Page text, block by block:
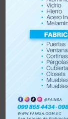
Lista de
0
Tienda
Accesorios
Electrónica